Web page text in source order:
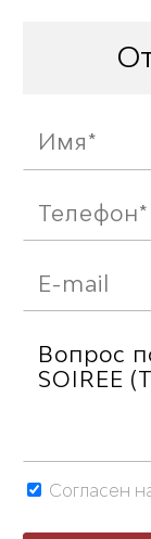
Согласен